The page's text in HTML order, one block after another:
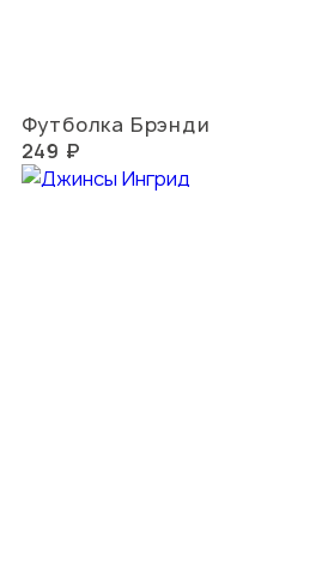
Футболка Брэнди
249 ₽